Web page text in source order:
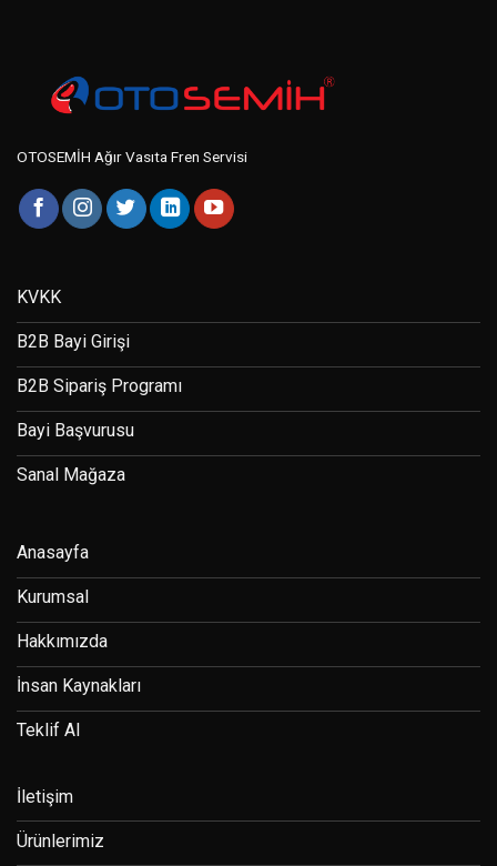
OTOSEMİH Ağır Vasıta Fren Servisi
Anasayfa
Kurumsal
Hakkımızda
İnsan Kaynakları
Teklif Al
İletişim
Ürünlerimiz
KVKK
B2B Bayi Girişi
B2B Sipariş Programı
Bayi Başvurusu
Sanal Mağaza